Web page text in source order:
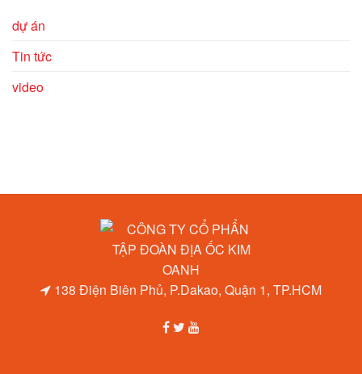
dự án
Tin tức
video
138 Điện Biên Phủ, P.Dakao, Quận 1, TP.HCM